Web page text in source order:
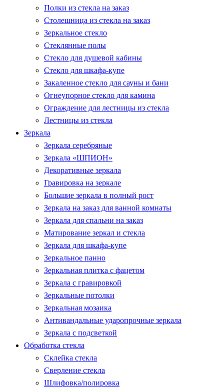
Полки из стекла на заказ
Столешница из стекла на заказ
Зеркальное стекло
Стеклянные полы
Стекло для душевой кабины
Стекло для шкафа-купе
Закаленное стекло для сауны и бани
Огнеупорное стекло для камина
Ограждение для лестницы из стекла
Лестницы из стекла
Зеркала
Зеркала серебряные
Зеркала «ШПИОН»
Декоративные зеркала
Гравировка на зеркале
Большие зеркала в полный рост
Зеркала на заказ для ванной комнаты
Зеркала для спальни на заказ
Матирование зеркал и стекла
Зеркала для шкафа-купе
Зеркальное панно
Зеркальная плитка с фацетом
Зеркала с гравировкой
Зеркальные потолки
Зеркальная мозаика
Антивандальные ударопрочные зеркала
Зеркала с подсветкой
Обработка стекла
Склейка стекла
Сверление стекла
Шлифовка/полировка